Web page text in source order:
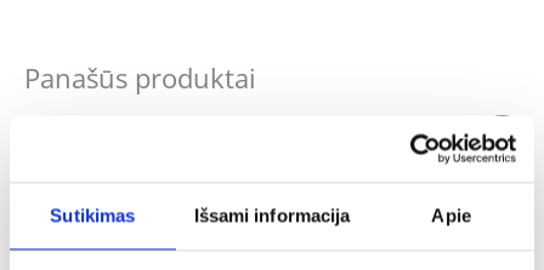
Sutikimas Išsami informacija Apie
Panašūs produktai
-41%
Current
price